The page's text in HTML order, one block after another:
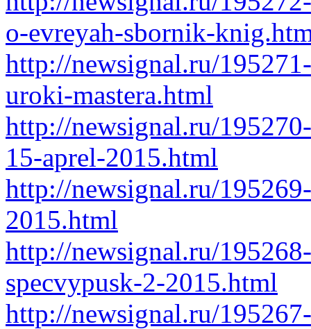
o-evreyah-sbornik-
http://newsignal.ru/
uroki-mastera.html
http://newsignal.ru/
15-aprel-2015.html
http://newsignal.ru/
2015.html
http://newsignal.ru/
specvypusk-2-2015.html
http://newsignal.ru/